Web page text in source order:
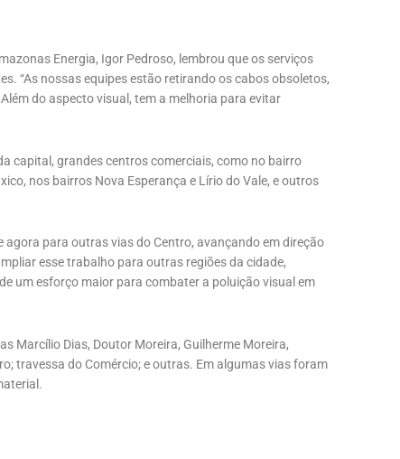
Energia, Igor Pedroso, lembrou que os serviços
“As nossas equipes estão retirando os cabos obsoletos,
do aspecto visual, tem a melhoria para evitar
capital, grandes centros comerciais, como no bairro
nos bairros Nova Esperança e Lírio do Vale, e outros
agora para outras vias do Centro, avançando em direção
esse trabalho para outras regiões da cidade,
um esforço maior para combater a poluição visual em
Marcílio Dias, Doutor Moreira, Guilherme Moreira,
travessa do Comércio; e outras. Em algumas vias foram